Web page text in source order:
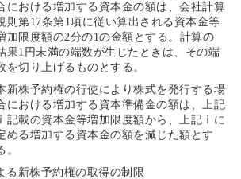
における増加する資本金の額は、会社計算
則第17条第1項に従い算出される資本金等
加限度額の2分の1の金額とする。計算の
果1円未満の端数が生じたときは、その端
を切り上げるものとする。
新株予約権の行使により株式を発行する場
における増加する資本準備金の額は、上記
ⅰ記載の資本金等増加限度額から、上記ⅰに
める増加する資本金の額を減じた額とす
。
る新株予約権の取得の制限